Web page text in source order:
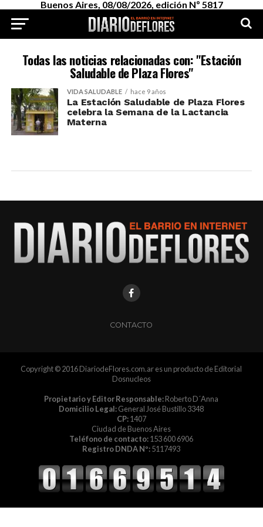
Buenos Aires, 08/08/2026, edición Nº 5817
Todas las noticias relacionadas con: "Estación
Saludable de Plaza Flores"
VIDA SALUDABLE hace 9 años
La Estación Saludable de Plaza Flores
celebra la Semana de la Lactancia
Materna
CONTACTO
Copyright © 2016 DiariodeFlores.com.ar es un producto de Editorial
Dosnucleos
Propietario y Editor Responsable:Roberto D´Anna
Domicilio Legal:General José Bustillo 3348
CP:1407
Ciudad de Buenos Aires
Teléfono de contacto:153 600 6906
Registro DNDA Nº:5117493